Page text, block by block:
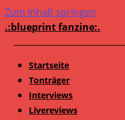
Zum Inhalt springen
.:blueprint fanzine:.
Startseite
Tonträger
Interviews
Livereviews